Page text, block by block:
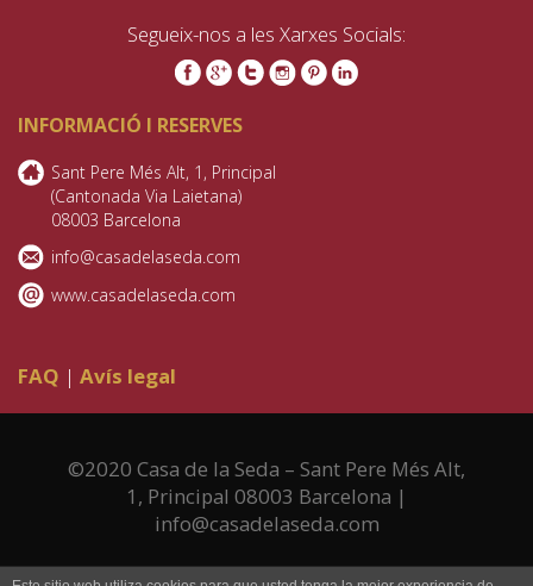
Segueix-nos a les Xarxes Socials:
INFORMACIÓ I RESERVES
Sant Pere Més Alt, 1, Principal
(Cantonada Via Laietana)
08003 Barcelona
info@casadelaseda.com
www.casadelaseda.com
FAQ | Avís legal
©2020 Casa de la Seda – Sant Pere Més Alt,
1, Principal 08003 Barcelona |
info@casadelaseda.com
Reserva Ahora